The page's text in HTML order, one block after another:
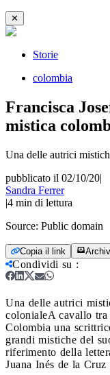
✕
Storie
colombia
Francisca
mistica
Una delle autrici
pubblicato il 02/10/20|
Sandra Ferrer
|4 min di lettura
Source: Public domain
Copia il link
Condividi su :
Una delle autrici
colonialeA cavallo
Colombia una
grandi mistiche del
riferimento della
Juana Inés de la